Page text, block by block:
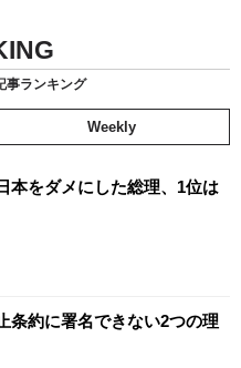
事ランキング
Weekly
本をダメにした総理、1位は
条約に署名できない2つの理